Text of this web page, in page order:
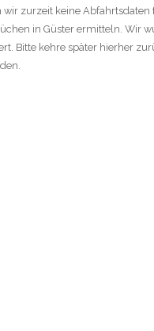
wir zurzeit keine Abfahrtsdaten
in Güster ermitteln. Wir
Bitte kehre später hierher